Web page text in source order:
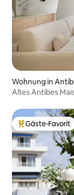
Wohnung in
Altes Antibes
Beliebter Gäste-
Gäste-Favorit